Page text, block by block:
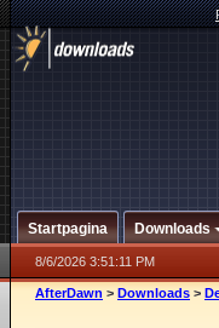
Startpagina Downloads
8/6/2026 3:51:11 PM
AfterDawn > Downloads >